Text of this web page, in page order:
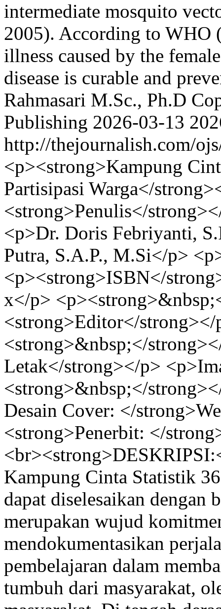
intermediate mosquito
2005). According to WHO
illness caused by the
disease is curable and
Rahmasari M.Sc., Ph.D
Publishing 2026-03-13
http://thejournalish.com/
<p><strong>Kampung
Partisipasi Warga</
<strong>Penulis</
<p>Dr. Doris Febriyanti,
Putra, S.A.P., M.Si</p>
<p><strong>ISBN</
x</p>
<strong>Editor</
<strong>&nbsp;</
Letak</strong></p>
<strong>&nbsp;</
Desain Cover: </
<strong>Penerbit: </
Kampung Cinta Statistik
dapat diselesaikan
merupakan wujud
mendokumentasikan
pembelajaran dalam
tumbuh dari masyarakat,